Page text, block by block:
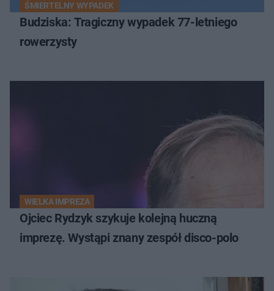
ŚMIERTELNY WYPADEK
Budziska: Tragiczny wypadek 77-letniego
rowerzysty
WIELKA IMPREZA
Ojciec Rydzyk szykuje kolejną huczną
imprezę. Wystąpi znany zespół disco-polo